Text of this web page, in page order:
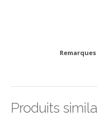
Remarques
Produits